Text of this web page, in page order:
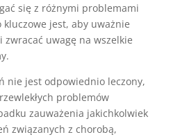
się z różnymi problemami
jest, aby uważnie
uwagę na wszelkie
nie jest odpowiednio leczony,
problemów
zauważenia jakichkolwiek
związanych z chorobą,